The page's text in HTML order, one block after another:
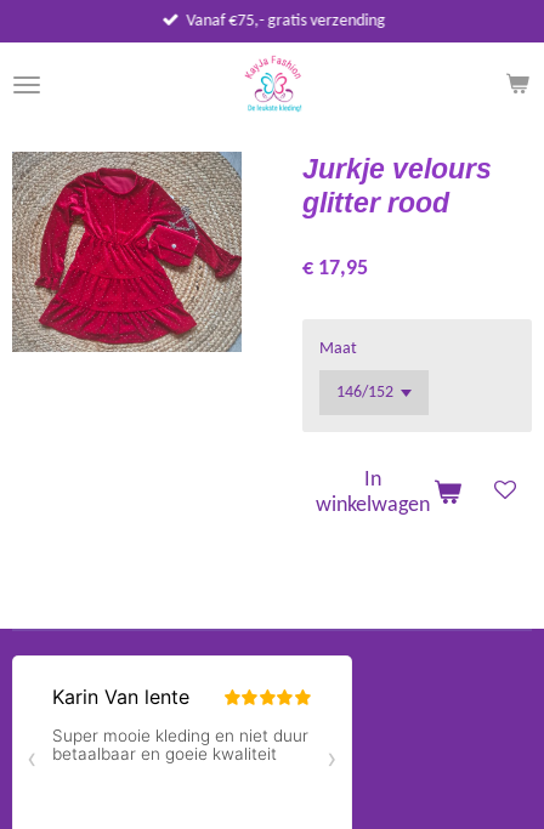
direct
naar
de
Vanaf €75,- gratis verzending
Jurkje velours
glitter rood
€ 17,95
Maat
In
winkelwagen